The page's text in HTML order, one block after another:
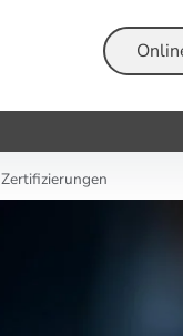
Suche
Zertifizierungen